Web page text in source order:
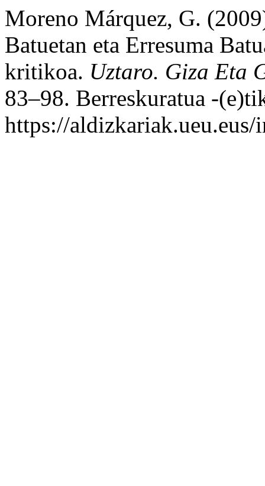
Moreno Márquez, G.
Batuetan eta Erresuma
kritikoa. Uztaro. Giza Eta
83–98. Berreskuratua -
https://